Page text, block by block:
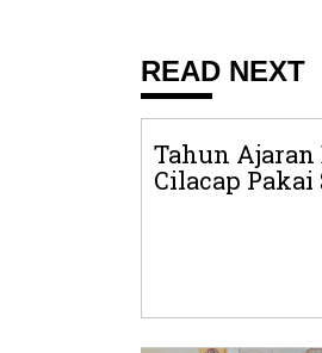
READ NEXT
Tahun Ajaran
Cilacap Pakai